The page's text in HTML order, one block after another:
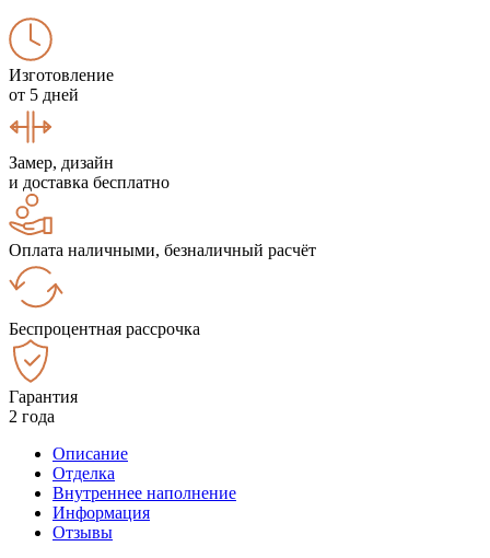
Изготовление
от 5 дней
Замер, дизайн
и доставка бесплатно
Оплата наличными, безналичный расчёт
Беспроцентная рассрочка
Гарантия
2 года
Описание
Отделка
Внутреннее наполнение
Информация
Отзывы